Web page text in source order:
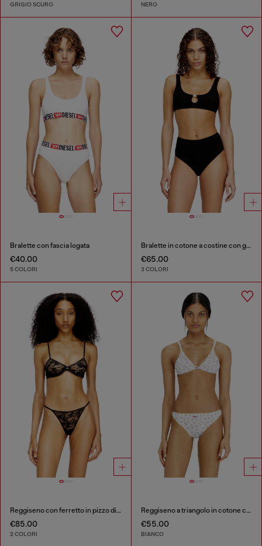
GRIGIO SCURO NERO
Bralette con fascia logata
€40.00
5 COLORI
Bralette in cotone a costine con gioiello Oval D
€65.00
3 COLORI
Reggiseno con ferretto in pizzo di nylon
€85.00
2 COLORI
Reggiseno a triangolo in cotone con stampa floreale all-over
€55.00
BIANCO